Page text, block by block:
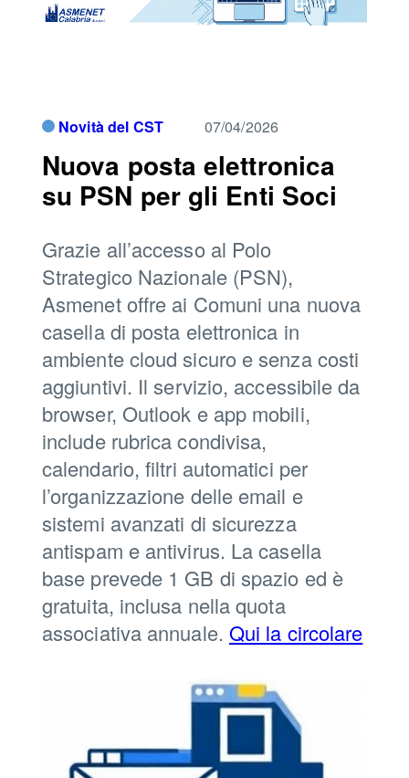
Novità del CST 07/04/2026
Nuova posta elettronica
su PSN per gli Enti Soci
Grazie all’accesso al Polo
Strategico Nazionale (PSN),
Asmenet offre ai Comuni una nuova
casella di posta elettronica in
ambiente cloud sicuro e senza costi
aggiuntivi. Il servizio, accessibile da
browser, Outlook e app mobili,
include rubrica condivisa,
calendario, filtri automatici per
l’organizzazione delle email e
sistemi avanzati di sicurezza
antispam e antivirus. La casella
base prevede 1 GB di spazio ed è
gratuita, inclusa nella quota
associativa annuale. Qui la circolare